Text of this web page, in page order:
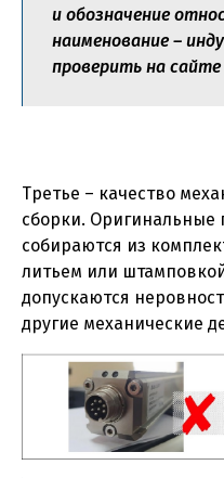
и обозначение
наименование –
проверить на сайте
Третье – качество
сборки.
собираются из
литьем или
допускаются
другие механические